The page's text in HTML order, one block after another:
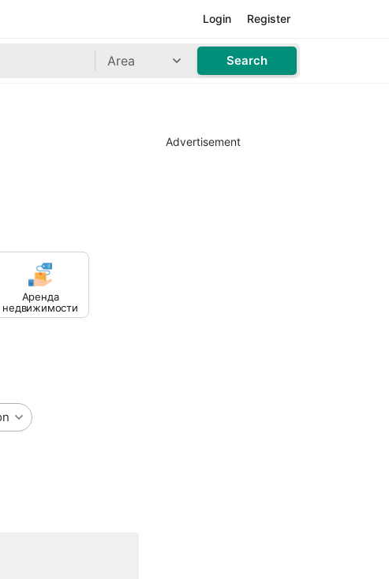
Register
Login
Area Search
Аренда
недвижимости
на курортах
Advertisement